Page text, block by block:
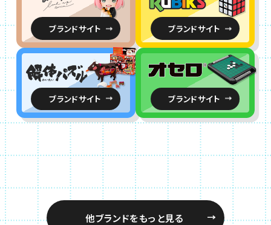
別ウィンドウで開きます
2026.07.16
メガトレショップで るかっぷ
HUNTER×HUNTERゴン＝フリークス＆キルア
＝ゾルディック セット【限定座布団付き】 の受注を
開始しました！
別ウィンドウで開きます
2026.07.16
メガトレショップで るかっぷ ペルソナ３ リロード
主人公＆アイギス セット【限定座布団付き】 の受
注を開始しました！
ブランドサイト ブランドサイト
ブランドサイト ブランドサイト
他ブランドをもっと見る